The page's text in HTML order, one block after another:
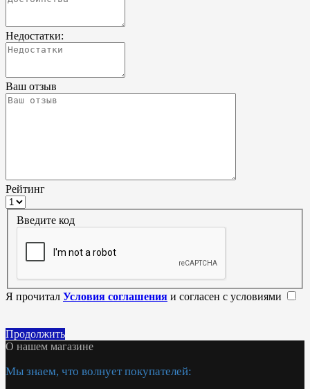
Недостатки:
Ваш отзыв
Рейтинг
Введите код
Я прочитал Условия соглашения и согласен с условиями
Продолжить
О нашем магазине
Мы знаем, что волнует покупателей: